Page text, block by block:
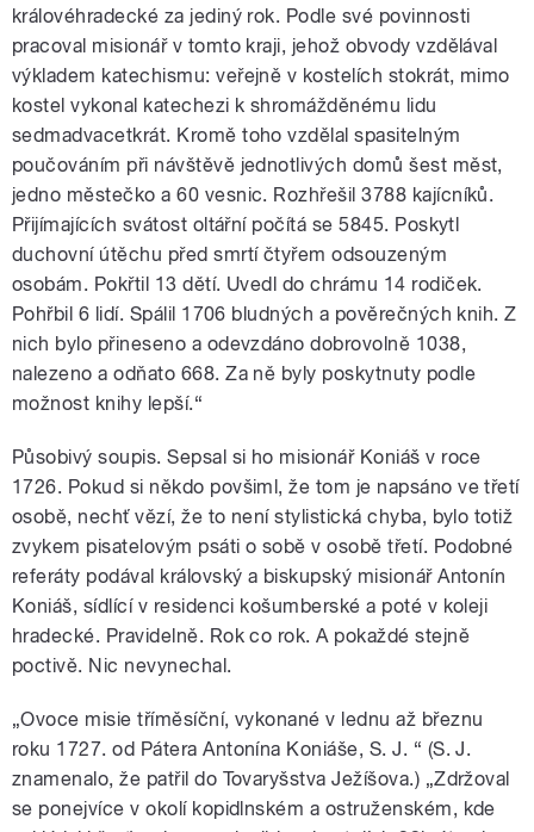
královéhradecké za jediný rok. Podle své povinnosti
pracoval misionář v tomto kraji, jehož obvody vzdělával
výkladem katechismu: veřejně v kostelích stokrát, mimo
kostel vykonal katechezi k shromážděnému lidu
sedmadvacetkrát. Kromě toho vzdělal spasitelným
poučováním při návštěvě jednotlivých domů šest měst,
jedno městečko a 60 vesnic. Rozhřešil 3788 kajícníků.
Přijímajících svátost oltářní počítá se 5845. Poskytl
duchovní útěchu před smrtí čtyřem odsouzeným
osobám. Pokřtil 13 dětí. Uvedl do chrámu 14 rodiček.
Pohřbil 6 lidí. Spálil 1706 bludných a pověrečných knih. Z
nich bylo přineseno a odevzdáno dobrovolně 1038,
nalezeno a odňato 668. Za ně byly poskytnuty podle
možnost knihy lepší.“
Působivý soupis. Sepsal si ho misionář Koniáš v roce
1726. Pokud si někdo povšiml, že tom je napsáno ve třetí
osobě, nechť vězí, že to není stylistická chyba, bylo totiž
zvykem pisatelovým psáti o sobě v osobě třetí. Podobné
referáty podával královský a biskupský misionář Antonín
Koniáš, sídlící v residenci košumberské a poté v koleji
hradecké. Pravidelně. Rok co rok. A pokaždé stejně
poctivě. Nic nevynechal.
„Ovoce misie tříměsíční, vykonané v lednu až březnu
roku 1727. od Pátera Antonína Koniáše, S. J. “ (S. J.
znamenalo, že patřil do Tovaryšstva Ježíšova.) „Zdržoval
se ponejvíce v okolí kopidlnském a ostruženském, kde